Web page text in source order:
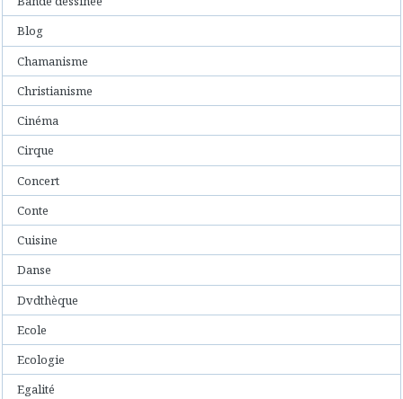
Blog
Chamanisme
Christianisme
Cinéma
Cirque
Concert
Conte
Cuisine
Danse
Dvdthèque
Ecole
Ecologie
Egalité